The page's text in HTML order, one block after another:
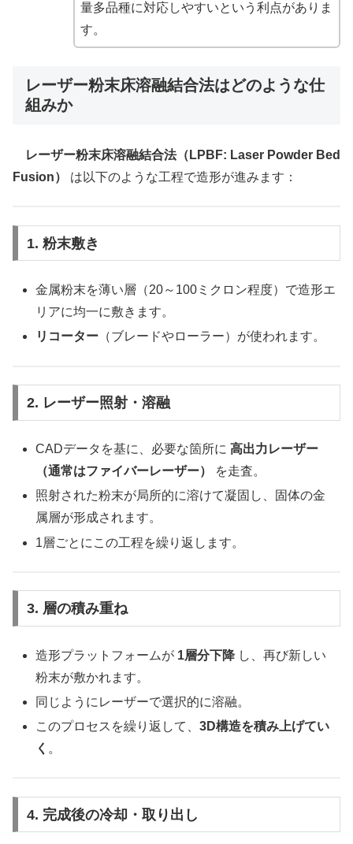
量多品種に対応しやすいという利点がありま
す。
レーザー粉末床溶融結合法はどのような仕
組みか
レーザー粉末床溶融結合法（LPBF: Laser Powder Bed
Fusion）
は以下のような工程で造形が進みます：
1. 粉末敷き
金属粉末を薄い層（20～100ミクロン程度）で造形エ
リアに均一に敷きます。
リコーター （ブレードやローラー）が使われます。
2. レーザー照射・溶融
CADデータを基に、必要な箇所に高出力レーザー
（通常はファイバーレーザー）
を走査。
照射された粉末が局所的に溶けて凝固し、固体の金
属層が形成されます。
1層ごとにこの工程を繰り返します。
3. 層の積み重ね
造形プラットフォームが 1層分下降 し、再び新しい
粉末が敷かれます。
同じようにレーザーで選択的に溶融。
このプロセスを繰り返して、3D構造を積み上げてい
く 。
4. 完成後の冷却・取り出し